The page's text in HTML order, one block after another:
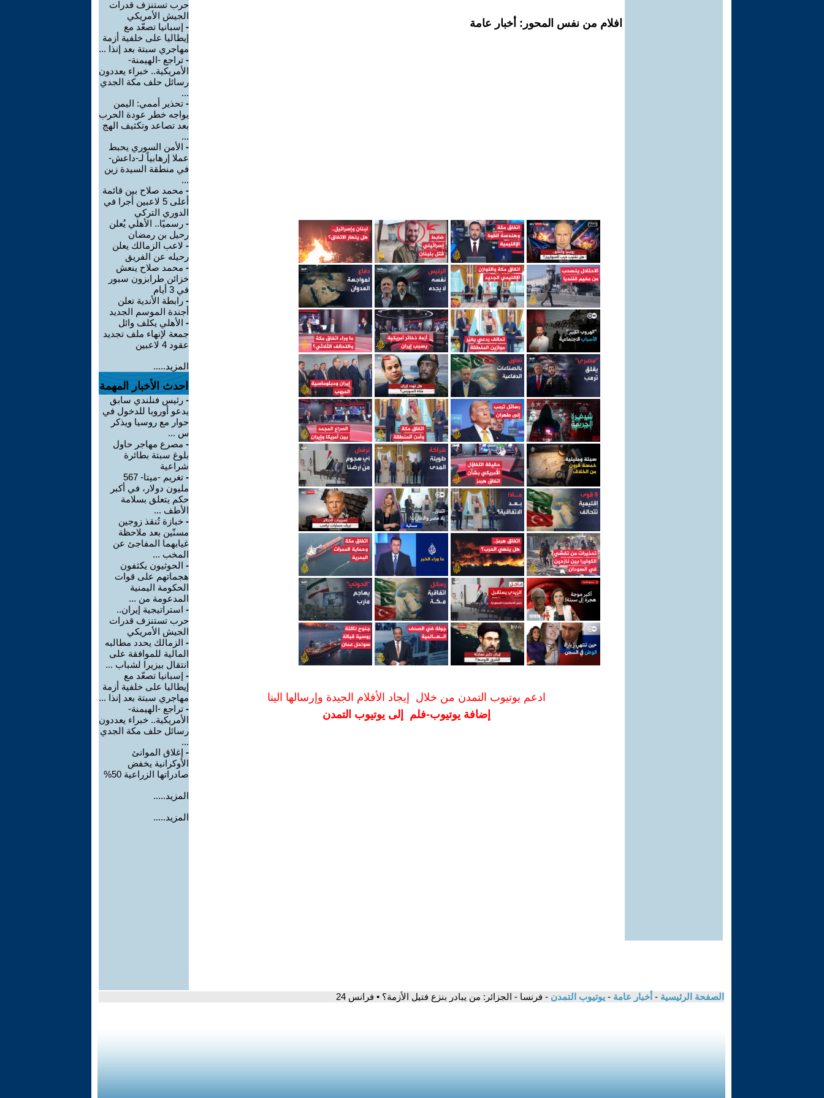
افلام من نفس المحور: أخبار عامة
ادعم يوتيوب التمدن من خلال إيجاد الأفلام الجيدة وإرسالها الينا
إضافة يوتيوب-فلم إلى يوتيوب التمدن
حرب تستنزف قدرات
الجيش الأمريكي
- إسبانيا تصعّد مع
إيطاليا على خلفية أزمة
مهاجري سبتة بعد إنذا ...
- تراجع -الهيمنة-
الأمريكية.. خبراء يعددون
رسائل حلف مكة الجدي
...
- تحذير أممي: اليمن
يواجه خطر عودة الحرب
بعد تصاعد وتكثيف الهج
...
- الأمن السوري يحبط
عملا إرهابياً لـ-داعش-
في منطقة السيدة زين
...
- محمد صلاح بين قائمة
أعلى 5 لاعبين أجرا في
الدوري التركي
- رسميًا.. الأهلي يُعلن
رحيل بن رمضان
- لاعب الزمالك يعلن
رحيله عن الفريق
- محمد صلاح ينعش
خزائن طرابزون سبور
في 3 أيام
- رابطة الأندية تعلن
أجندة الموسم الجديد
- الأهلي يكلف وائل
جمعة لإنهاء ملف تجديد
عقود 4 لاعبين
المزيد.....
احدث الأخبار المهمة
- رئيس فنلندي سابق
يدعو أوروبا للدخول في
حوار مع روسيا ويذكر
س ...
- مصرع مهاجر حاول
بلوغ سبتة بطائرة
شراعية
-
تغريم -ميتا- 567
مليون دولار، في أكبر
حكم يتعلق بسلامة
الأطف ...
- خبازة تُنقذ زوجين
مسنّين بعد ملاحظة
غيابهما المفاجئ عن
المخب ...
- الحوثيون يكثفون
هجماتهم على قوات
الحكومة اليمنية
المدعومة من ...
- استراتيجية إيران..
حرب تستنزف قدرات
الجيش الأمريكي
- الزمالك يحدد مطالبه
المالية للموافقة على
انتقال بيزيرا لشباب ...
- إسبانيا تصعّد مع
إيطاليا على خلفية أزمة
مهاجري سبتة بعد إنذا ...
- تراجع -الهيمنة-
الأمريكية.. خبراء يعددون
رسائل حلف مكة الجدي
...
- إغلاق الموانئ
الأوكرانية يخفض
صادراتها الزراعية 50%
المزيد.....
المزيد.....
الصفحة الرئيسية - أخبار عامة - يوتيوب التمدن - فرنسا - الجزائر: من يبادر بنزع فتيل الأزمة؟ • فرانس 24